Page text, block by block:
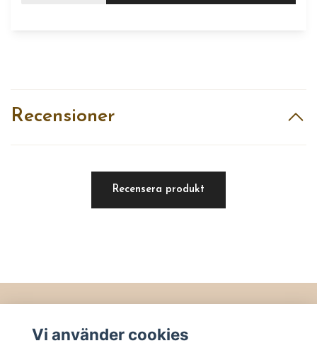
Recensioner
Recensera produkt
Köpvillkor
Vi använder cookies